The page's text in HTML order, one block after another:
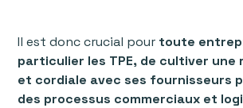
Il est donc crucial pour toute
particulier les TPE, de cultiver une
et cordiale avec ses fournisseurs
des processus commerciaux et